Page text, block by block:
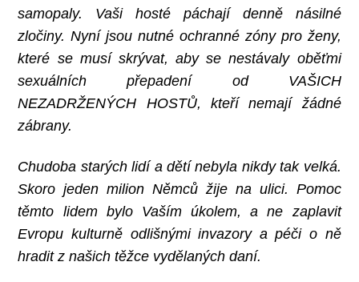
samopaly. Vaši hosté páchají denně násilné
zločiny. Nyní jsou nutné ochranné zóny pro ženy,
které se musí skrývat, aby se nestávaly oběťmi
sexuálních přepadení od VAŠICH
NEZADRŽENÝCH HOSTŮ, kteří nemají žádné
zábrany.
Chudoba starých lidí a dětí nebyla nikdy tak velká.
Skoro jeden milion Němců žije na ulici. Pomoc
těmto lidem bylo Vaším úkolem, a ne zaplavit
Evropu kulturně odlišnými invazory a péči o ně
hradit z našich těžce vydělaných daní.